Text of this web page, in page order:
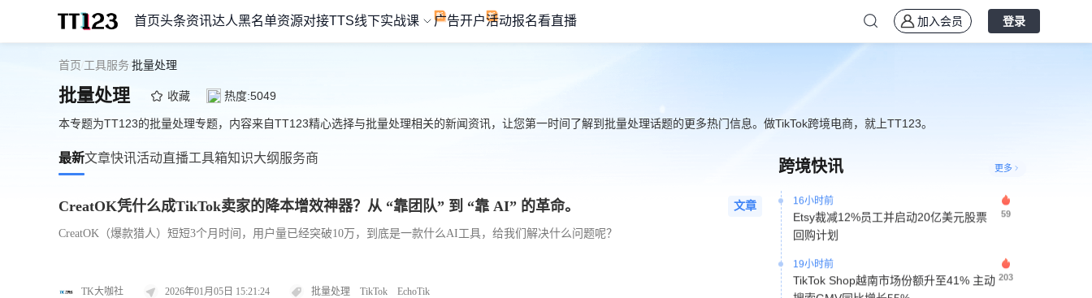
首页头条资讯达人黑名单资源对接TTS线下实战课 广告开户活动报名看直播 加入会员 登录
首页 工具服务 批量处理
批量处理 收藏 热度:5049
本专题为TT123的批量处理专题，内容来自TT123精心选择与批量处理相关的新闻资讯，让您第一时间了解到批量处理话题的更多热门信息。做TikTok跨境电商，就上TT123。
最新文章快讯活动直播工具箱知识大纲 服务商
CreatOK凭什么成TikTok卖家的降本增效神器？从 “靠团队” 到 “靠 AI” 的革命。 文章
CreatOK（爆款猎人）短短3个月时间，用户量已经突破10万，到底是一款什么AI工具，给我们解决什么问题呢？
TK大咖社 2026年01月05日 15:21:24 批量处理 TikTok EchoTik
跨境快讯 更多
16小时前
破2万单带动平价饰品增长
Etsy裁减12%员工并启动20亿美元股票
回购计划
59
TikTok Shop越南市场份额升至41% 主动
搜索GMV同比增长55%
203